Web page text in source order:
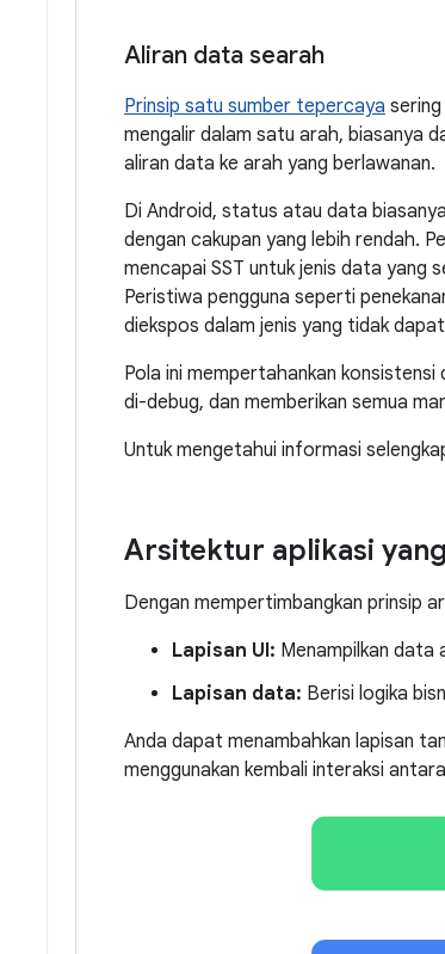
Aliran data searah
Prinsip satu sumber tepercaya
mengalir dalam satu arah, biasanya
aliran data ke arah yang berlawanan.
Di Android, status atau data
dengan cakupan yang lebih rendah.
mencapai SST untuk jenis data yang
Peristiwa pengguna seperti
diekspos dalam jenis yang tidak
Pola ini mempertahankan
di-debug, dan memberikan semua
Untuk mengetahui informasi
Arsitektur aplikasi
Dengan mempertimbangkan prinsip
Lapisan UI: Menampilkan data
Lapisan data: Berisi logika
Anda dapat menambahkan lapisan
menggunakan kembali interaksi